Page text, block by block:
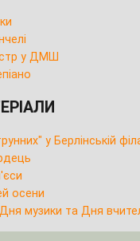
у ДМШ
у Берлінській
осени
музики та Дня